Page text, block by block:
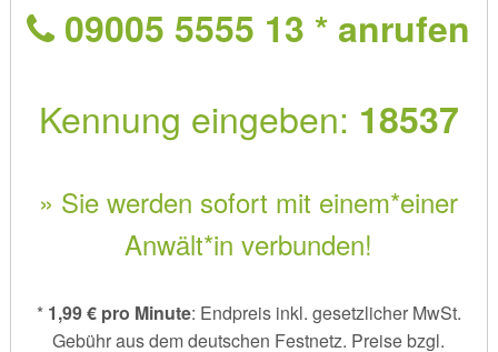
09005 5555 13 * anrufen
Kennung eingeben: 18537
» Sie werden sofort mit einem*einer
Anwält*in verbunden!
* 1,99 € pro Minute: Endpreis inkl. gesetzlicher MwSt.
Gebühr aus dem deutschen Festnetz. Preise bzgl.